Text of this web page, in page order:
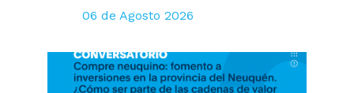
06 de Agosto 2026